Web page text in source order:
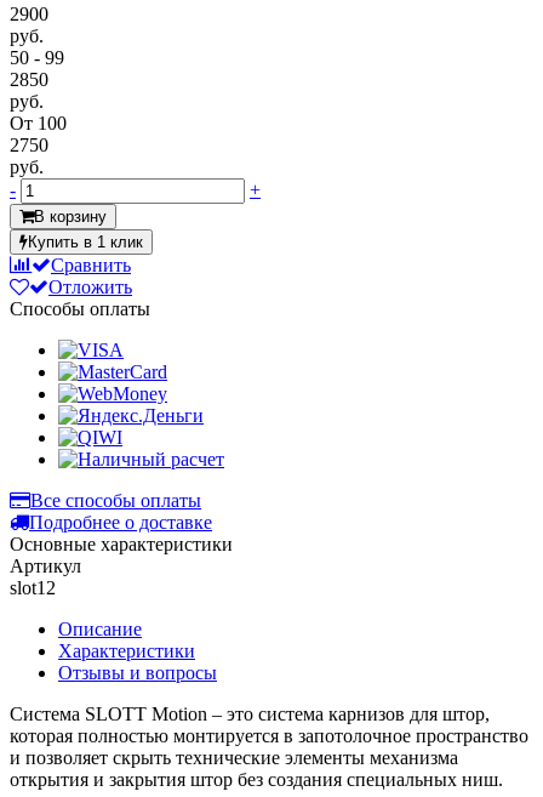
2900
руб.
50 - 99
2850
руб.
От 100
2750
руб.
-
+
В корзину
Купить в 1 клик
Сравнить
Отложить
Способы оплаты
Все способы оплаты
Подробнее о доставке
Основные характеристики
Артикул
slot12
Описание
Характеристики
Отзывы и вопросы
Система SLOTT Motion – это система карнизов для штор,
которая полностью монтируется в запотолочное пространство
и позволяет скрыть технические элементы механизма
открытия и закрытия штор без создания специальных ниш.